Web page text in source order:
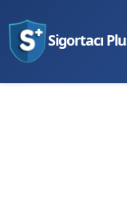
Sigortacı